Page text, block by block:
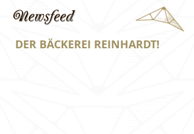
Newsfeed
DER BÄCKEREI REINHARDT!